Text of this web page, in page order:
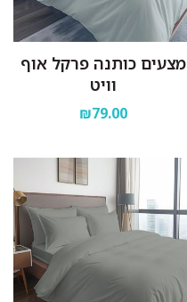
מצעים כותנה פרקל אוף
וויט
₪79.00